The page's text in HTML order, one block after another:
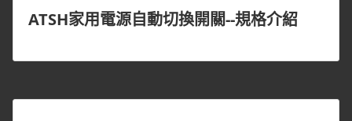
ATSH家用電源自動切換開關--規格介紹